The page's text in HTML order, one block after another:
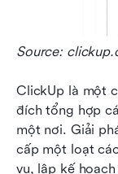
Source:
ClickUp là một
đích tổng hợp
một nơi. Giải
cấp một loạt
vụ, lập kế